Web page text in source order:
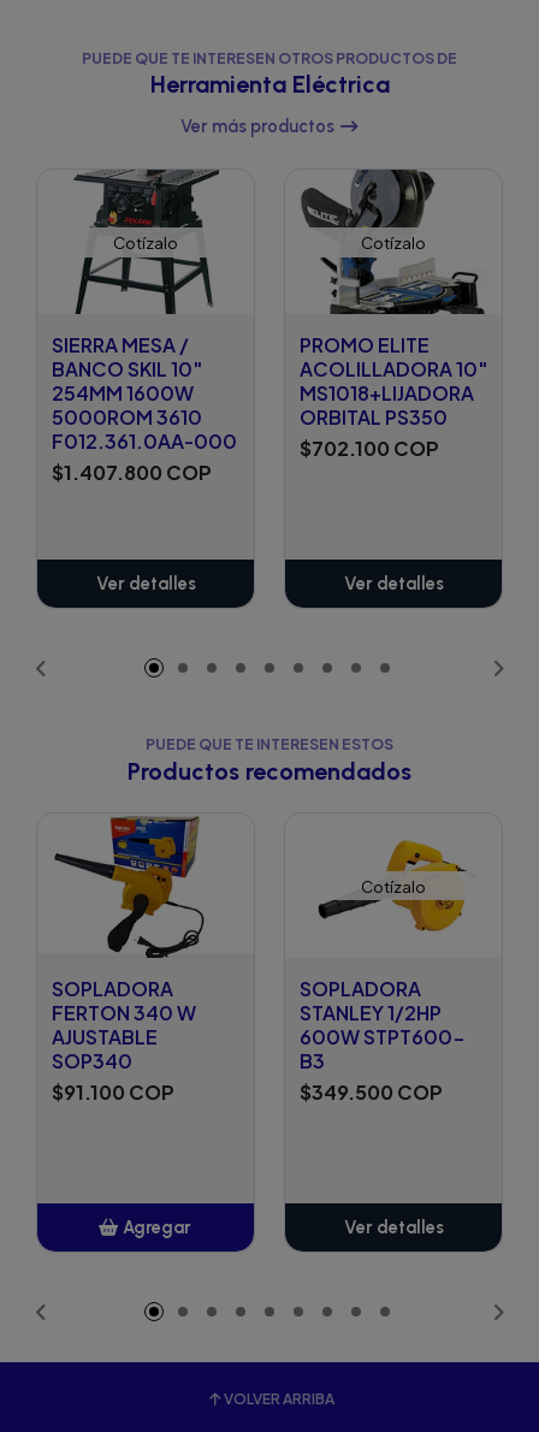
PUEDE QUE TE INTERESEN OTROS PRODUCTOS DE
Herramienta Eléctrica
Ver más productos
Cotízalo
SIERRA MESA /
BANCO SKIL 10"
254MM 1600W
5000ROM 3610
F012.361.0AA-000
$1.407.800 COP
Ver detalles
Cotízalo
PROMO ELITE
ACOLILLADORA 10"
MS1018+LIJADORA
ORBITAL PS350
$702.100 COP
Ver detalles
PUEDE QUE TE INTERESEN ESTOS
Productos recomendados
SOPLADORA
FERTON 340 W
AJUSTABLE
SOP340
$91.100 COP
Agregar
Cotízalo
SOPLADORA
STANLEY 1/2HP
600W STPT600-
B3
$349.500 COP
Ver detalles
VOLVER ARRIBA